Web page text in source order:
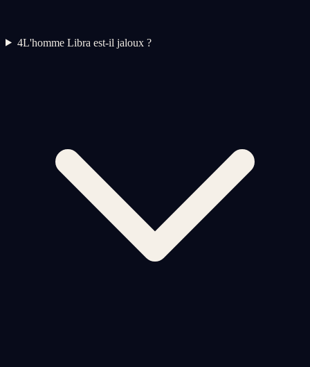
4L'homme Libra est-il jaloux ?